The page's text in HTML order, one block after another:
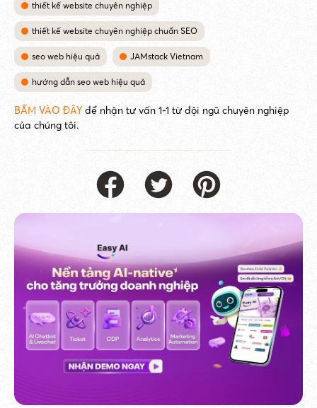
thiết kế website chuyên nghiệp
thiết kế website chuyên nghiệp chuẩn SEO
seo web hiệu quả JAMstack Vietnam
hướng dẫn seo web hiệu quả
BẤM VÀO ĐÂY để nhận tư vấn 1-1 từ đội ngũ chuyên nghiệp
của chúng tôi.